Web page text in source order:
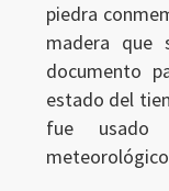
piedra
madera que
documento
estado del
fue usado